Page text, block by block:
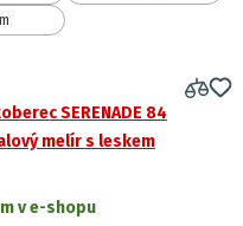
SERENADE 84
melír s leskem
v e-shopu